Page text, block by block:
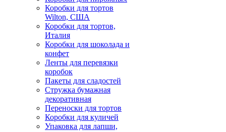
Коробки для тортов
Wilton, США
Коробки для тортов,
Италия
Коробки для шоколада и
конфет
Ленты для перевязки
коробок
Пакеты для сладостей
Стружка бумажная
декоративная
Переноски для тортов
Коробки для куличей
Упаковка для лапши,